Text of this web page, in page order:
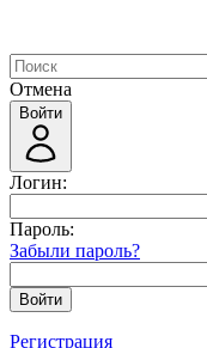
Отмена
Войти
Логин:
Пароль:
Забыли пароль?
Войти
Регистрация